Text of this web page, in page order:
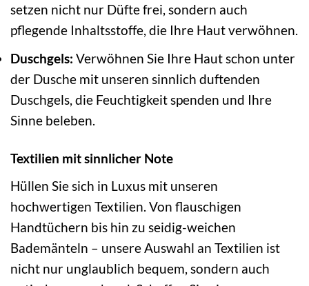
setzen nicht nur Düfte frei, sondern auch
pflegende Inhaltsstoffe, die Ihre Haut verwöhnen.
Duschgels: Verwöhnen Sie Ihre Haut schon unter
der Dusche mit unseren sinnlich duftenden
Duschgels, die Feuchtigkeit spenden und Ihre
Sinne beleben.
Textilien mit sinnlicher Note
Hüllen Sie sich in Luxus mit unseren
hochwertigen Textilien. Von flauschigen
Handtüchern bis hin zu seidig-weichen
Bademänteln – unsere Auswahl an Textilien ist
nicht nur unglaublich bequem, sondern auch